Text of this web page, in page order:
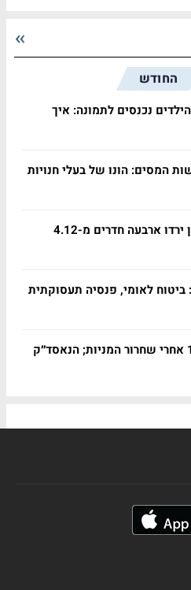
החודש
נכנסים לתמונה: איך
המסים: הונו של בעלי חנויות
תל בנימין: באותו בניין ירדו ארבעה חדרים מ-4.12
לאומי, פנסיה תעסוקתית
ספייס X זינקה 15.8% אחרי שחרור המניות; הנאסד״ק